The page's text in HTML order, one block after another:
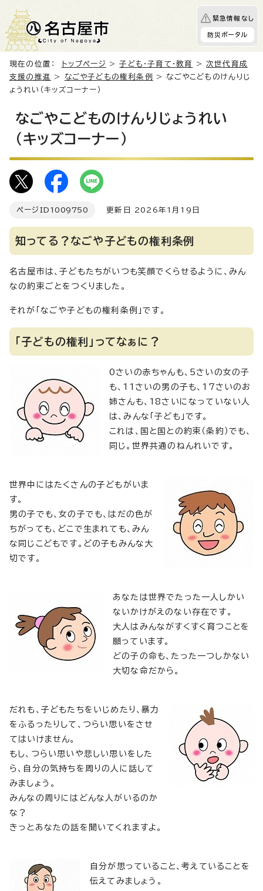
緊急情報なし
防災ポータル
現在の位置： トップページ >子ども・子育て・教育 >次世代育成
支援の推進
> なごや子どもの権利条例
> なごやこどものけんりじ
ょうれい（キッズコーナー）
なごやこどものけんりじょうれい
（キッズコーナー）
ページID 1009750 更新日 2026年1月19日
知ってる？なごや子どもの権利条例
名古屋市は、子どもたちがいつも笑顔でくらせるように、みん
なの約束ごとをつくりました。
それが「なごや子どもの権利条例」です。
「子どもの権利」ってなぁに？
0さいの赤ちゃんも、5さいの女の子
も、11さいの男の子も、17さいのお
姉さんも、18さいになっていない人
は、みんな「子ども」です。
これは、国と国との約束（条約）でも、
同じ。世界共通のねんれいです。
世界中にはたくさんの子どもがいま
す。
男の子でも、女の子でも、はだの色が
ちがっても、どこで生まれても、みん
な同じこどもです。どの子もみんな大
切です。
あなたは世界でたった一人しかい
ないかけがえのない存在です。
大人はみんながすくすく育つことを
願っています。
どの子の命も、たった一つしかない
大切な命だから。
だれも、子どもたちをいじめたり、暴力
をふるったりして、つらい思いをさせ
てはいけません。
もし、つらい思いや悲しい思いをした
ら、自分の気持ちを周りの人に話して
みましょう。
みんなの周りにはどんな人がいるのか
な？
きっとあなたの話を聞いてくれますよ。
自分が思っていること、考えていることを
伝えてみましょう。